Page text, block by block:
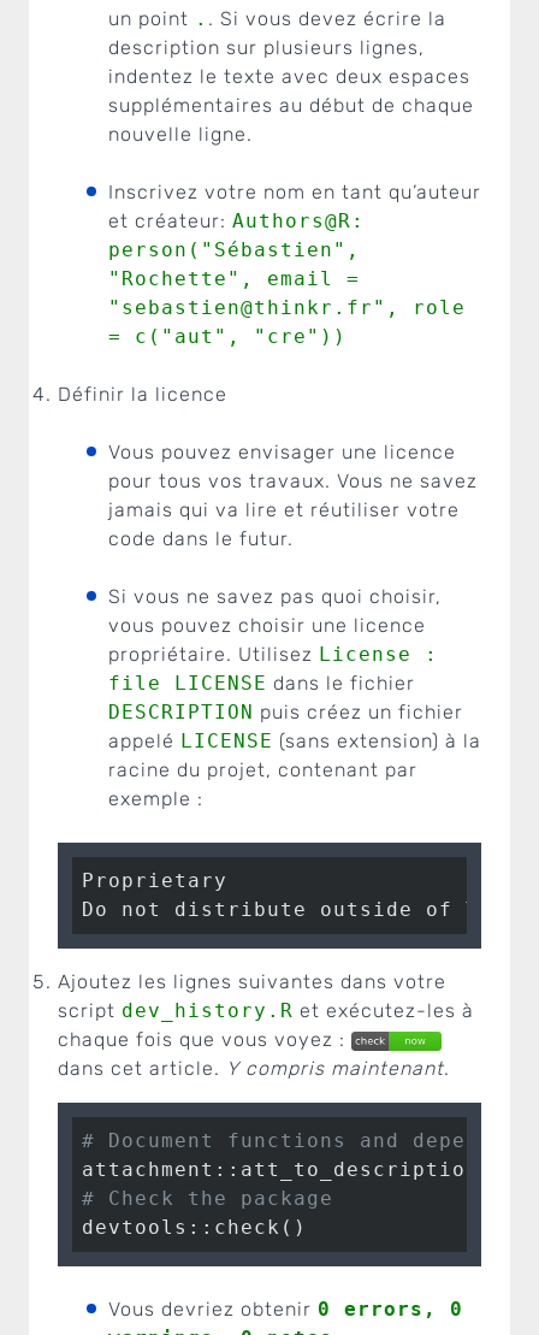
un point . . Si vous devez écrire la
description sur plusieurs lignes,
indentez le texte avec deux espaces
supplémentaires au début de chaque
nouvelle ligne.
Inscrivez votre nom en tant qu’auteur
et créateur: Authors@R:
person("Sébastien",
"Rochette", email =
" sebastien@thinkr.fr ", role
= c("aut", "cre"))
Définir la licence
Vous pouvez envisager une licence
pour tous vos travaux. Vous ne savez
jamais qui va lire et réutiliser votre
code dans le futur.
Si vous ne savez pas quoi choisir,
vous pouvez choisir une licence
propriétaire. Utilisez License :
file LICENSE dans le fichier
DESCRIPTION puis créez un fichier
appelé LICENSE (sans extension) à la
racine du projet, contenant par
exemple :
Proprietary
Do not distribute outside of
Ajoutez les lignes suivantes dans votre
script dev_history.R et exécutez-les à
chaque fois que vous voyez :
dans cet article. Y compris maintenant.
# Document functions and
# Check the package
devtools::check()
Vous devriez obtenir 0 errors, 0